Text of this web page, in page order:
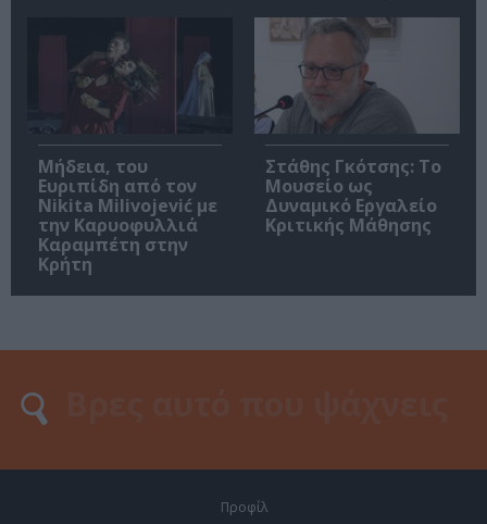
Μήδεια, του
Ευριπίδη από τον
Nikita Milivojević με
την Καρυοφυλλιά
Καραμπέτη στην
Κρήτη
Στάθης Γκότσης: Το
Μουσείο ως
Δυναμικό Εργαλείο
Κριτικής Μάθησης
Προφίλ